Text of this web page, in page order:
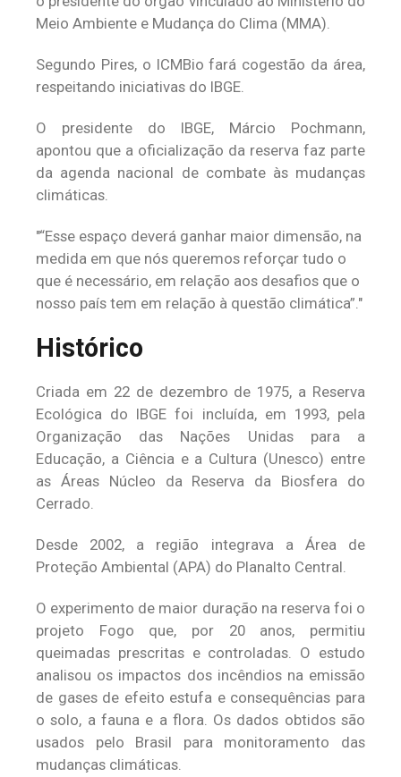
Meio Ambiente e Mudança do Clima (MMA).
Segundo Pires, o ICMBio fará cogestão da área,
respeitando iniciativas do IBGE.
O presidente do IBGE, Márcio Pochmann,
apontou que a oficialização da reserva faz parte
da agenda nacional de combate às mudanças
climáticas.
“Esse espaço deverá ganhar maior dimensão, na
medida em que nós queremos reforçar tudo o
que é necessário, em relação aos desafios que o
nosso país tem em relação à questão climática”.
Histórico
Criada em 22 de dezembro de 1975, a Reserva
Ecológica do IBGE foi incluída, em 1993, pela
Organização das Nações Unidas para a
Educação, a Ciência e a Cultura (Unesco) entre
as Áreas Núcleo da Reserva da Biosfera do
Cerrado.
Desde 2002, a região integrava a Área de
Proteção Ambiental (APA) do Planalto Central.
O experimento de maior duração na reserva foi o
projeto Fogo que, por 20 anos, permitiu
queimadas prescritas e controladas. O estudo
analisou os impactos dos incêndios na emissão
de gases de efeito estufa e consequências para
o solo, a fauna e a flora. Os dados obtidos são
usados pelo Brasil para monitoramento das
mudanças climáticas.